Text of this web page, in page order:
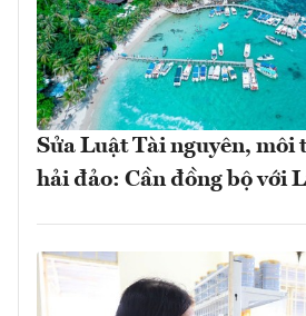
Sửa Luật Tài nguyên, môi
hải đảo: Cần đồng bộ với